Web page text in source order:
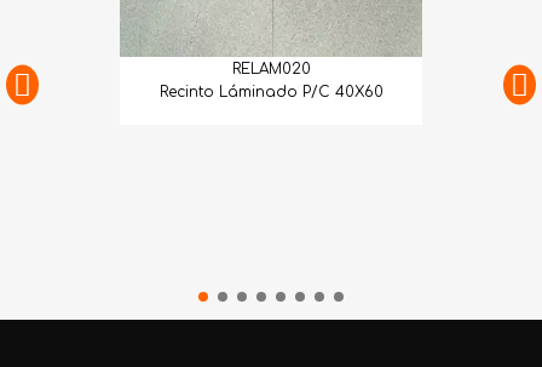
RELAM020
Recinto Láminado P/C 40X60